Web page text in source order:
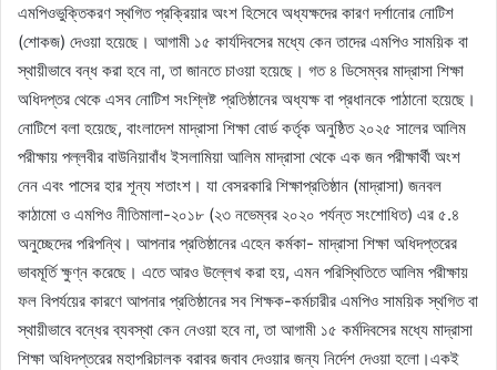
এমপিওভুক্তিকরণ স্থগিত প্রক্রিয়ার অংশ হিসেবে অধ্যক্ষদের কারণ দর্শানোর নোটিশ
(শোকজ) দেওয়া হয়েছে। আগামী ১৫ কার্যদিবসের মধ্যে কেন তাদের এমপিও সাময়িক বা
স্থায়ীভাবে বন্ধ করা হবে না, তা জানতে চাওয়া হয়েছে। গত ৪ ডিসেম্বর মাদ্রাসা শিক্ষা
অধিদপ্তর থেকে এসব নোটিশ সংশ্লিষ্ট প্রতিষ্ঠানের অধ্যক্ষ বা প্রধানকে পাঠানো হয়েছে।
নোটিশে বলা হয়েছে, বাংলাদেশ মাদ্রাসা শিক্ষা বোর্ড কর্তৃক অনুষ্ঠিত ২০২৫ সালের আলিম
পরীক্ষায় পল্লবীর বাউনিয়াবাঁধ ইসলামিয়া আলিম মাদ্রাসা থেকে এক জন পরীক্ষার্থী অংশ
নেন এবং পাসের হার শূন্য শতাংশ। যা বেসরকারি শিক্ষাপ্রতিষ্ঠান (মাদ্রাসা) জনবল
কাঠামো ও এমপিও নীতিমালা-২০১৮ (২৩ নভেম্বর ২০২০ পর্যন্ত সংশোধিত) এর ৫.৪
অনুচ্ছেদের পরিপন্থি। আপনার প্রতিষ্ঠানের এহেন কর্মকা- মাদ্রাসা শিক্ষা অধিদপ্তরের
ভাবমূর্তি ক্ষুণ্ন করেছে। এতে আরও উল্লেখ করা হয়, এমন পরিস্থিতিতে আলিম পরীক্ষায়
ফল বিপর্যয়ের কারণে আপনার প্রতিষ্ঠানের সব শিক্ষক-কর্মচারীর এমপিও সাময়িক স্থগিত বা
স্থায়ীভাবে বন্ধের ব্যবস্থা কেন নেওয়া হবে না, তা আগামী ১৫ কর্মদিবসের মধ্যে মাদ্রাসা
শিক্ষা অধিদপ্তরের মহাপরিচালক বরাবর জবাব দেওয়ার জন্য নির্দেশ দেওয়া হলো।একই